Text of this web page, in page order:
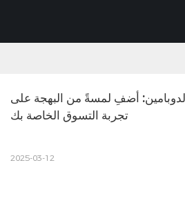
أضفِ لمسةً من البهجة على
تجربة التسوق الخاصة بك
2025-03-12